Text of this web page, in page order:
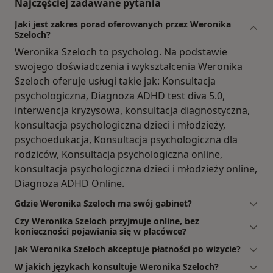
Najczęściej zadawane pytania
Jaki jest zakres porad oferowanych przez Weronika
Szeloch?
Weronika Szeloch to psycholog. Na podstawie
swojego doświadczenia i wykształcenia Weronika
Szeloch oferuje usługi takie jak: Konsultacja
psychologiczna, Diagnoza ADHD test diva 5.0,
interwencja kryzysowa, konsultacja diagnostyczna,
konsultacja psychologiczna dzieci i młodzieży,
psychoedukacja, Konsultacja psychologiczna dla
rodziców, Konsultacja psychologiczna online,
konsultacja psychologiczna dzieci i młodzieży online,
Diagnoza ADHD Online.
Gdzie Weronika Szeloch ma swój gabinet?
Czy Weronika Szeloch przyjmuje online, bez
konieczności pojawiania się w placówce?
Jak Weronika Szeloch akceptuje płatności po wizycie?
W jakich językach konsultuje Weronika Szeloch?